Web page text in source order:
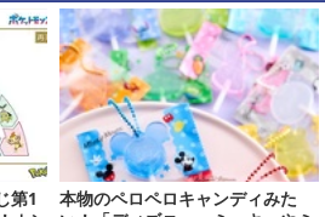
第1
本物のペロペロキャンディみた